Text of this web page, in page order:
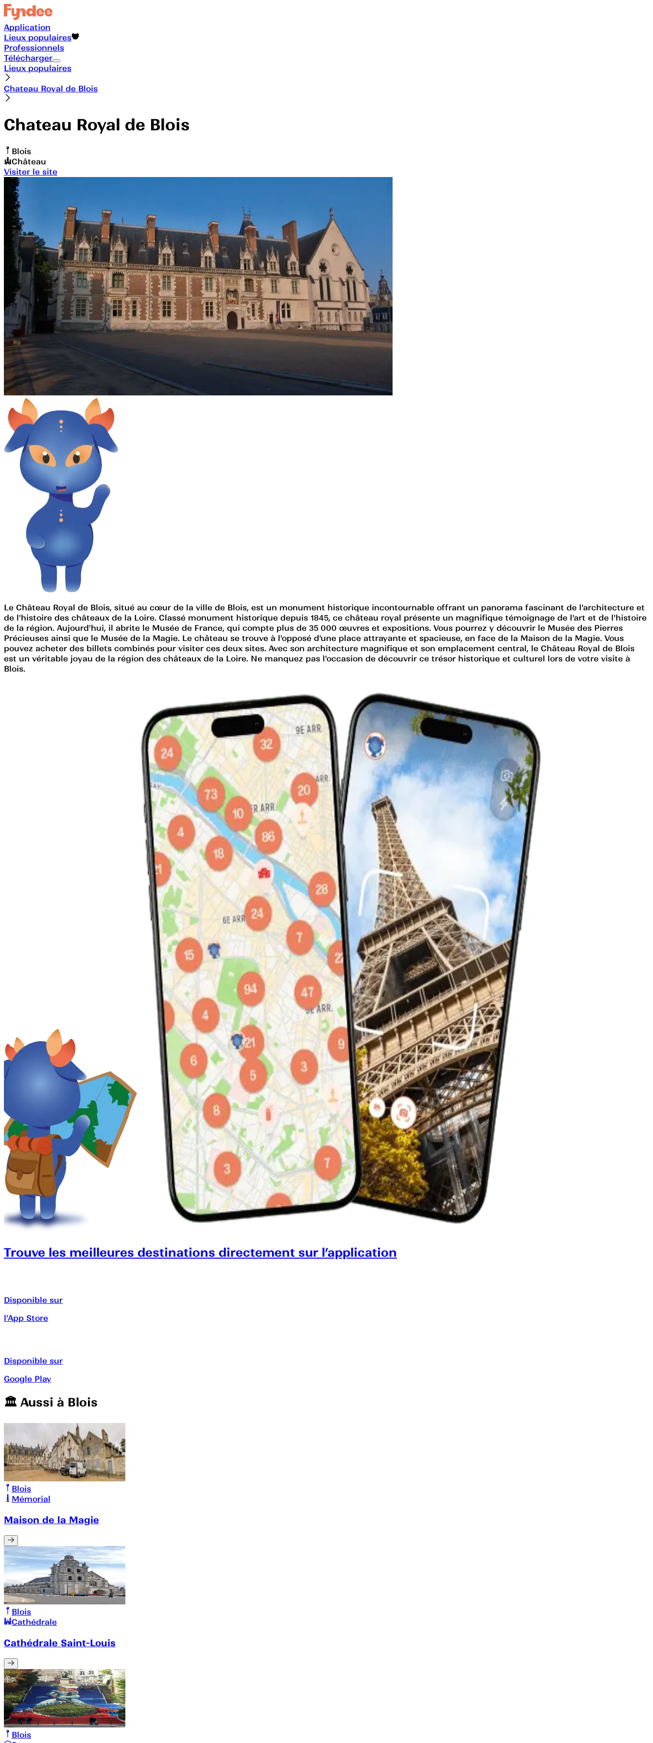
Application
Lieux populaires
Professionnels
Télécharger
Lieux populaires
Chateau Royal de Blois
Chateau Royal de Blois
Blois
Château
Visiter le site
Le Château Royal de Blois, situé au cœur de la ville de Blois, est un monument historique incontournable offrant un panorama fascinant de l'architecture et
de l'histoire des châteaux de la Loire. Classé monument historique depuis 1845, ce château royal présente un magnifique témoignage de l'art et de l'histoire
de la région. Aujourd'hui, il abrite le Musée de France, qui compte plus de 35 000 œuvres et expositions. Vous pourrez y découvrir le Musée des Pierres
Précieuses ainsi que le Musée de la Magie. Le château se trouve à l'opposé d'une place attrayante et spacieuse, en face de la Maison de la Magie. Vous
pouvez acheter des billets combinés pour visiter ces deux sites. Avec son architecture magnifique et son emplacement central, le Château Royal de Blois
est un véritable joyau de la région des châteaux de la Loire. Ne manquez pas l'occasion de découvrir ce trésor historique et culturel lors de votre visite à
Blois.
Trouve les meilleures destinations directement sur l’application
Disponible sur
l'App Store
Disponible sur
Google Play
🏛️️ Aussi à Blois
Blois
Mémorial
Maison de la Magie
Blois
Cathédrale
Cathédrale Saint-Louis
Blois